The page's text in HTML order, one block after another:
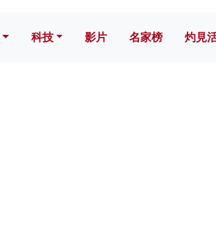
科技 影片 名家榜 灼見